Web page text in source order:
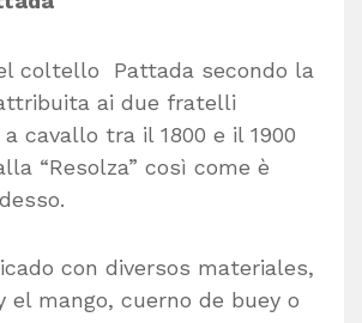
coltello Pattada secondo la
ai due fratelli
cavallo tra il 1800 e il 1900
“Resolza” così come è
con diversos materiales,
el mango, cuerno de buey o